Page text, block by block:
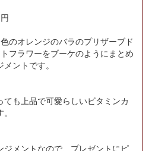
円
のオレンジのバラのプリザーブド
フラワーをブーケのようにまとめ
ントです。
も上品で可愛らしいビタミンカ
ジメントなので、プレゼントにピ